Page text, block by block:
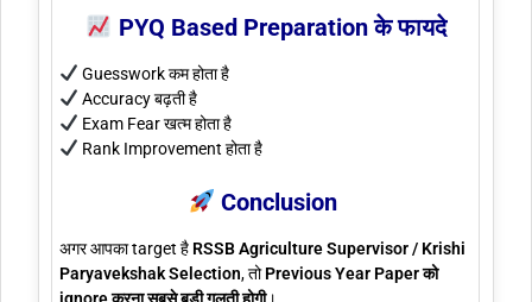
PYQ Based Preparation के फायदे
Guesswork कम होता है
Accuracy बढ़ती है
Exam Fear खत्म होता है
Rank Improvement होता है
Conclusion
अगर आपका target है RSSB Agriculture Supervisor / Krishi
Paryavekshak Selection, तोPrevious Year Paper को